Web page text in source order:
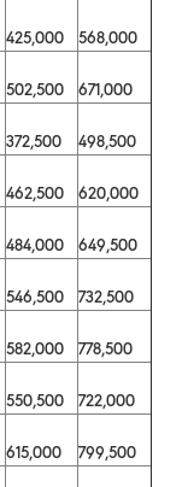
425,000
568,000
502,500
671,000
372,500
498,500
462,500
620,000
484,000
649,500
546,500
732,500
582,000
778,500
550,500
722,000
615,000
799,500